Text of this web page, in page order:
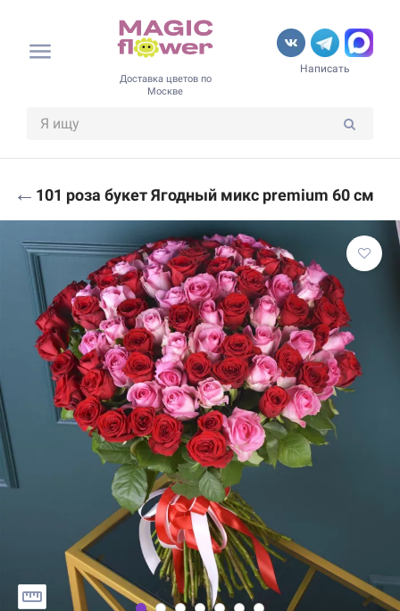
Доставка цветов по
Москве
Написать
← 101 роза букет Ягодный микс premium 60 см